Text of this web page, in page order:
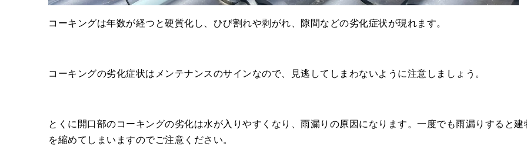
コーキングは年数が経つと硬質化し、ひび割れや剥がれ、隙間などの劣化症状が現れます。
コーキングの劣化症状はメンテナンスのサインなので、見逃してしまわないように注意しましょう。
とくに開口部のコーキングの劣化は水が入りやすくなり、雨漏りの原因になります。一度でも雨漏りすると建
を縮めてしまいますのでご注意ください。